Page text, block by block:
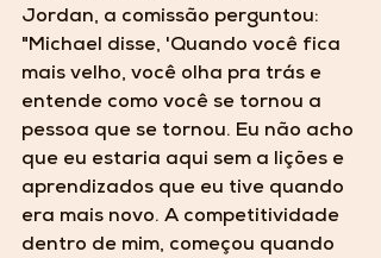
Jordan, a comissão perguntou:
"Michael disse, 'Quando você fica
mais velho, você olha pra trás e
entende como você se tornou a
pessoa que se tornou. Eu não acho
que eu estaria aqui sem a lições e
aprendizados que eu tive quando
era mais novo. A competitividade
dentro de mim, começou quando